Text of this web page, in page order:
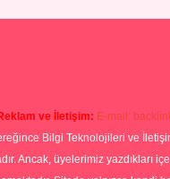
ve İletişim: E-mail:
Bilgi Teknolojileri ve
Ancak, üyelerimiz yazdıkları